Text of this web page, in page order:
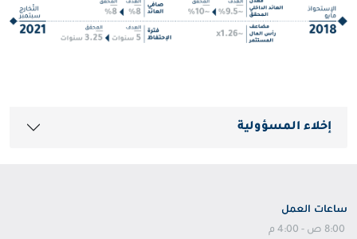
إخلاء المسؤولية
ساعات العمل
8:00 ص - 4:00 م